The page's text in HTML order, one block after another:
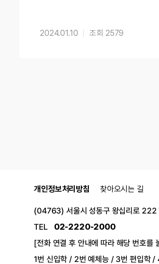
2024.01.10 2579
개인정보처리방침 찾아오시는 길
(04763) 서울시 성동구 왕십리로 222
TEL
02-2220-2000
[전화 연결 후 안내에 따라 해당 번호를
1번 신입학 / 2번 예체능 / 3번 편입학 /